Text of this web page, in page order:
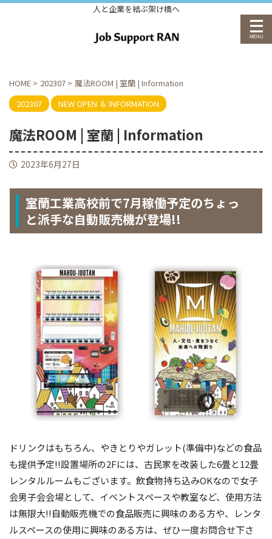
人と企業を結ぶ架け橋へ
HOME > 202307 > 魔法ROOM | 室蘭 | Information
202307
NEW OPEN ＆ INFORMATION
魔法ROOM | 室蘭 | Information
2023年6月27日
室蘭工業高校前で7月稼働予定のちょっ
と派手な自動販売機が登場!!
ドリンクはもちろん、やきとりやガレット(準備中)などの食品
も提供予定!!設置場所の2Fには、古民家を改装した6畳と12畳
レンタルルームもございます。飲食物持ち込みOKなので女子
会男子会会場として、イベントスペースや教室など、使用方法
は無限大!!自動販売機での食品販売に興味のある方や、レンタ
ルスペースの使用に興味のある方は、ぜひ一度お問合せ下さ